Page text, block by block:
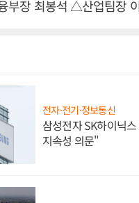
장 최봉석 △산업팀장
전자·전기·정보통신
삼성전자 SK하이닉
지속성 의문"